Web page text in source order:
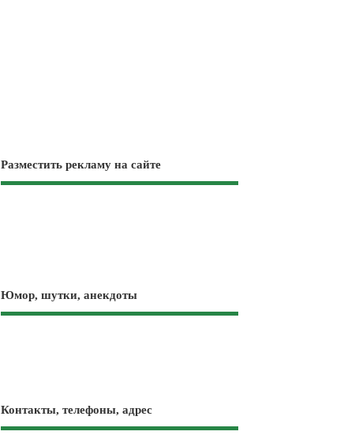
Разместить рекламу на сайте
Юмор, шутки, анекдоты
Контакты, телефоны, адрес